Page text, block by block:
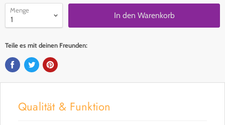
Menge
In den Warenkorb
Teile es mit deinen Freunden:
Qualität & Funktion